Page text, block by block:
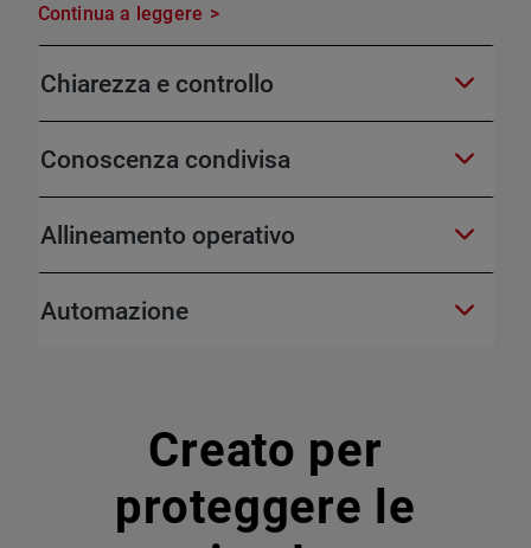
Continua a leggere
Chiarezza e controllo
Conoscenza condivisa
Allineamento operativo
Automazione
Creato per
proteggere le